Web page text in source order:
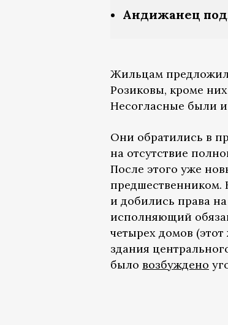
Андижанец
Жильцам
Розиковы, кроме
Несогласные были
Они обратились в
на отсутствие
После этого уже
предшественником.
и добились права
исполняющий
четырех домов
здания
было возбуждено